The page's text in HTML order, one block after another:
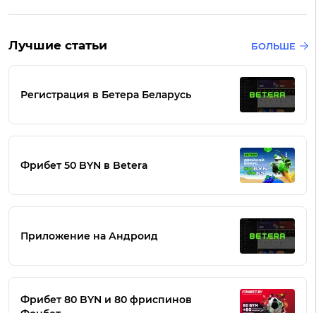
Лучшие статьи БОЛЬШЕ
Регистрация в Бетера Беларусь
Фрибет 50 BYN в Betera
Приложение на Андроид
Фрибет 80 BYN и 80 фриспинов